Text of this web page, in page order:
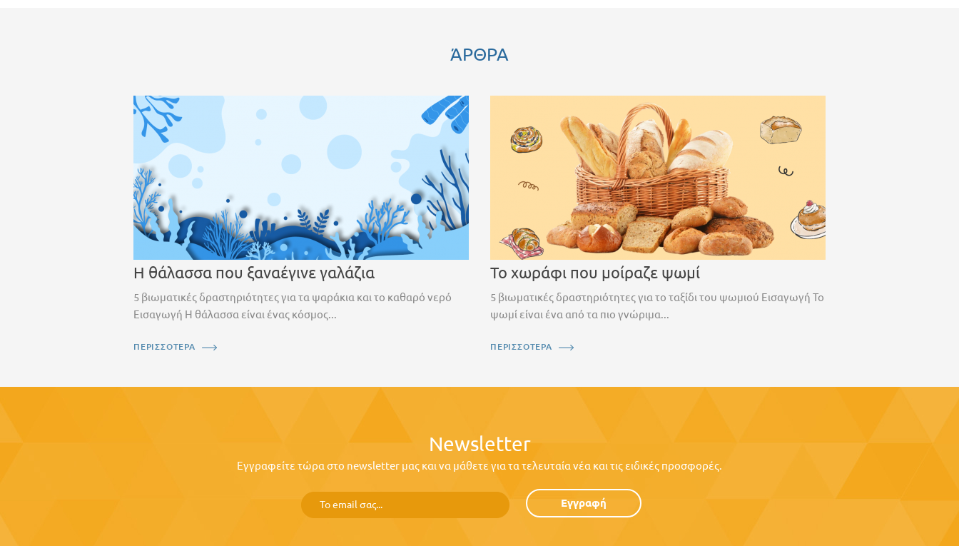
ΆΡΘΡΑ
Η θάλασσα που ξαναέγινε γαλάζια
5 βιωματικές δραστηριότητες για τα ψαράκια και το καθαρό νερό
Εισαγωγή Η θάλασσα είναι ένας κόσμος...
ΠΕΡΙΣΣΟΤΕΡΑ
Το χωράφι που μοίραζε ψωμί
5 βιωματικές δραστηριότητες για το ταξίδι του ψωμιού Εισαγωγή Το
ψωμί είναι ένα από τα πιο γνώριμα...
ΠΕΡΙΣΣΟΤΕΡΑ
Newsletter
Εγγραφείτε τώρα στο newsletter μας και να μάθετε για τα τελευταία νέα και τις ειδικές προσφορές.
Εγγραφή